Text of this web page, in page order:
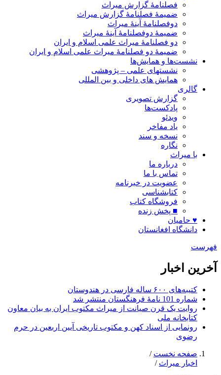
فصلنامۀ گزارش میراث
ضمیمۀ فصلنامۀ گزارش میراث
دوفصلنامۀ آینۀ میراث
ضمیمۀ دوفصلنامۀ آینۀ میراث
دو فصلنامۀ میراث علمی اسلام و ایران
ضمیمۀ دو فصلنامۀ میراث علمی اسلام و ایران
نشست‌ها و همایش‌ها
نشستهای علمی – پژوهشی
همایش های داخلی و بین المللی
گالری
گزارش تصویری
پادکست‌ها
ویدئو
یاد مفاخر
نسخه و سند
نگاره
با میراث
درباره ما
تماس با ما
عضویت در خبرنامه
کتابشناسی
فروشگاه کتاب
■ پخش زنده
♥ حامیان
دانشگاه افغانستان
فهرست
آخرین اخبار
کتیبه‌های ۶۰۰ ساله فارسی در هندوستان
شماره 101 نامۀ فرهنگستان منتشر شد
روایت یک قرن صیانت از میراث مکتوب ایران به بیان معاون
کتابخانه ملی
رونمایی از اسناد کهن و مکتوب تاریخی آیین اربعین در حرم
رضوی
صفحه نخست /
اخبار میراث /